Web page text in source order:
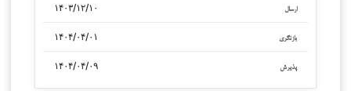
ارسال ۱۴۰۳/۱۲/۱۰
بازنگری ۱۴۰۴/۰۴/۰۱
پذیرش ۱۴۰۴/۰۴/۰۹